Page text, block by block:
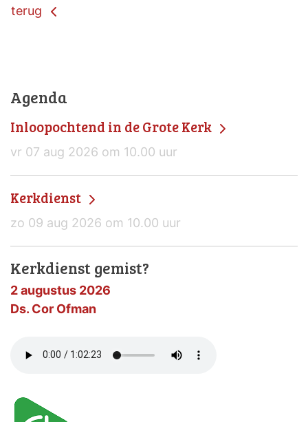
terug
Agenda
Inloopochtend in de Grote Kerk
vr 07 aug 2026 om 10.00 uur
Kerkdienst
zo 09 aug 2026 om 10.00 uur
Kerkdienst gemist?
2 augustus 2026
Ds. Cor Ofman